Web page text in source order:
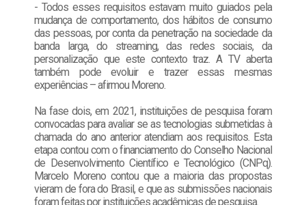
- Todos esses requisitos estavam muito guiados pela
mudança de comportamento, dos hábitos de consumo
das pessoas, por conta da penetração na sociedade da
banda larga, do streaming, das redes sociais, da
personalização que este contexto traz. A TV aberta
também pode evoluir e trazer essas mesmas
experiências – afirmou Moreno.
Na fase dois, em 2021, instituições de pesquisa foram
convocadas para avaliar se as tecnologias submetidas à
chamada do ano anterior atendiam aos requisitos. Esta
etapa contou com o financiamento do Conselho Nacional
de Desenvolvimento Científico e Tecnológico (CNPq).
Marcelo Moreno contou que a maioria das propostas
vieram de fora do Brasil, e que as submissões nacionais
foram feitas por instituições acadêmicas de pesquisa.